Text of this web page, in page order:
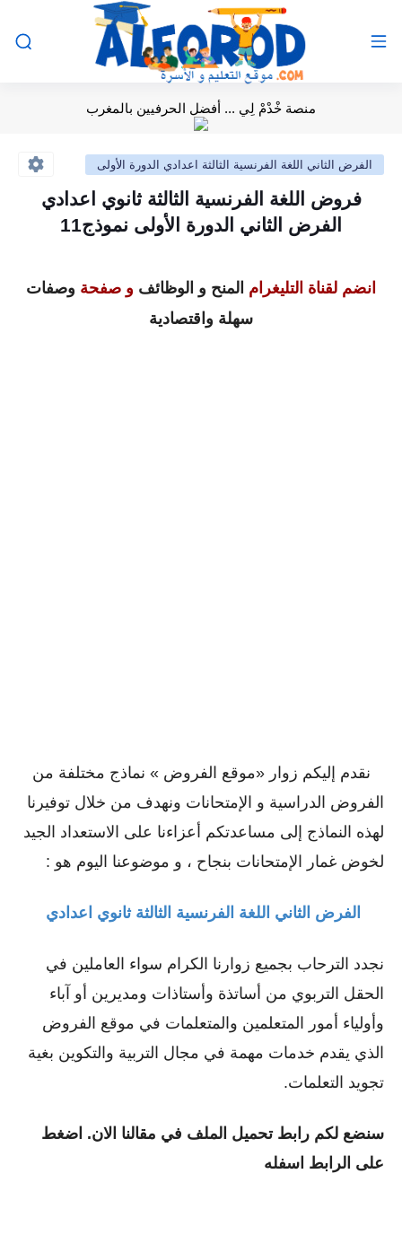
منصة خْدْمْ لِي ... أفضل الحرفيين بالمغرب
الفرض الثاني اللغة الفرنسية الثالثة اعدادي الدورة الأولى
فروض اللغة الفرنسية الثالثة ثانوي اعدادي
الفرض الثاني الدورة الأولى نموذج11
انضم لقناة التليغرام المنح و الوظائف و صفحة وصفات
سهلة واقتصادية
نقدم إليكم زوار «موقع الفروض » نماذج مختلفة من
الفروض الدراسية و الإمتحانات ونهدف من خلال توفيرنا
لهذه النماذج إلى مساعدتكم أعزاءنا على الاستعداد الجيد
لخوض غمار الإمتحانات بنجاح ، و موضوعنا اليوم هو :
الفرض الثاني اللغة الفرنسية الثالثة ثانوي اعدادي
نجدد الترحاب بجميع زوارنا الكرام سواء العاملين في
الحقل التربوي من أساتذة وأستاذات ومديرين أو ﺁباء
وأولياء أمور المتعلمين والمتعلمات في موقع الفروض
الذي يقدم خدمات مهمة في مجال التربية والتكوين بغية
تجويد التعلمات.
سنضع لكم رابط تحميل الملف في مقالنا الان. اضغط
على الرابط اسفله